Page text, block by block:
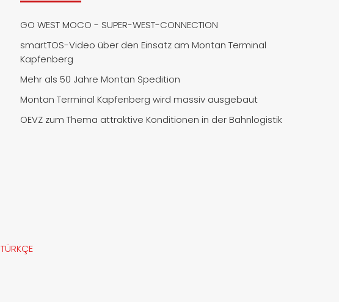
GO WEST MOCO - SUPER-WEST-CONNECTION
smartTOS-Video über den Einsatz am Montan Terminal
Kapfenberg
Mehr als 50 Jahre Montan Spedition
Montan Terminal Kapfenberg wird massiv ausgebaut
OEVZ zum Thema attraktive Konditionen in der Bahnlogistik
TÜRKÇE